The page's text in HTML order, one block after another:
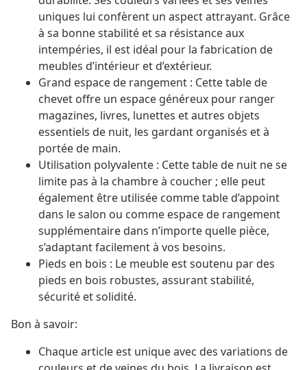
uniques lui confèrent un aspect attrayant. Grâce
à sa bonne stabilité et sa résistance aux
intempéries, il est idéal pour la fabrication de
meubles d’intérieur et d’extérieur.
Grand espace de rangement : Cette table de
chevet offre un espace généreux pour ranger
magazines, livres, lunettes et autres objets
essentiels de nuit, les gardant organisés et à
portée de main.
Utilisation polyvalente : Cette table de nuit ne se
limite pas à la chambre à coucher ; elle peut
également être utilisée comme table d’appoint
dans le salon ou comme espace de rangement
supplémentaire dans n’importe quelle pièce,
s’adaptant facilement à vos besoins.
Pieds en bois : Le meuble est soutenu par des
pieds en bois robustes, assurant stabilité,
sécurité et solidité.
Bon à savoir:
Chaque article est unique avec des variations de